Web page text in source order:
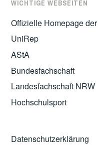
WICHTIGE WEBSEITEN
Offizielle Homepage
UniRep
AStA
Bundesfachschaft
Landesfachschaft NRW
Hochschulsport
Datenschutzerklärung